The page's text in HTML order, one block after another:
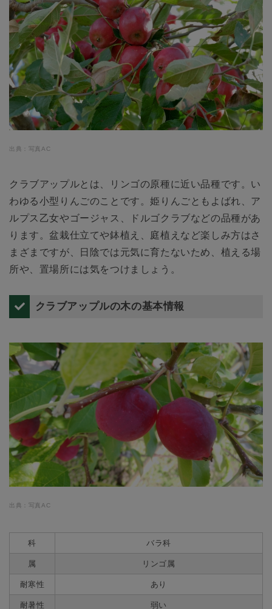
出典：写真AC
クラブアップルとは、リンゴの原種に近い品種です。い
わゆる小型りんごのことです。姫りんごともよばれ、ア
ルプス乙女やゴージャス、ドルゴクラブなどの品種があ
ります。盆栽仕立てや鉢植え、庭植えなど楽しみ方はさ
まざまですが、日陰では元気に育たないため、植える場
所や、置場所には気をつけましょう。
クラブアップルの木の基本情報
出典：写真AC
科 バラ科
属 リンゴ属
耐寒性 あり
耐暑性 弱い